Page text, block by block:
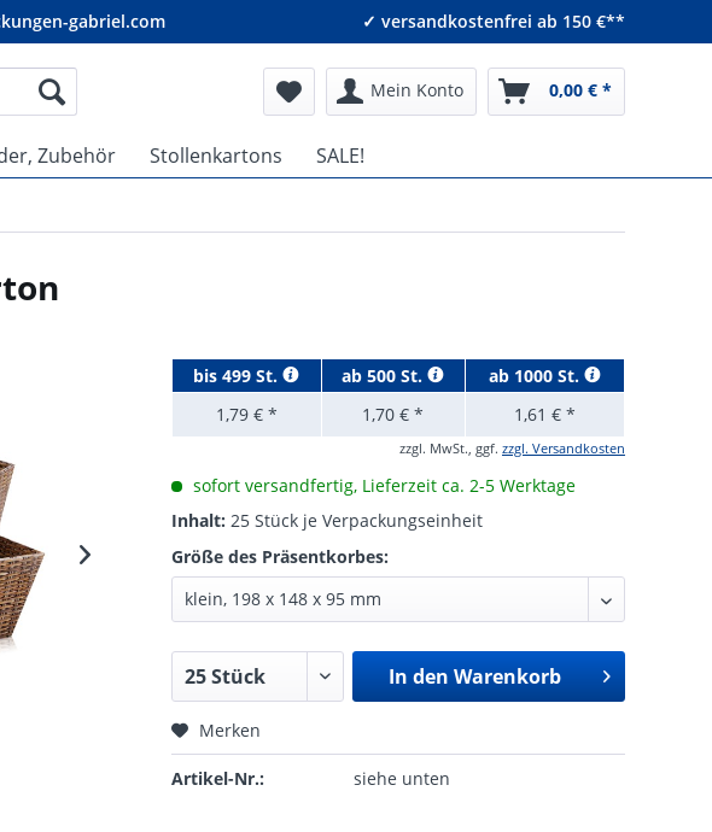
gabriel.com ✓ versandkostenfrei ab 150 €**
Mein Konto 0,00 € *
Zubehör Stollenkartons SALE!
bis499 St. ab500 St. ab 1000 St.
1,79 € *
1,70 € * 1,61 € *
zzgl. MwSt., ggf. zzgl. Versandkosten
sofort versandfertig, Lieferzeit ca. 2-5 Werktage
Inhalt: 25 Stück je Verpackungseinheit
Größe des Präsentkorbes:
In den Warenkorb
Merken
Artikel-Nr.: siehe unten